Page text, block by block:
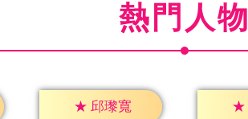
熱門人物
★ 邱瓈寬 ★